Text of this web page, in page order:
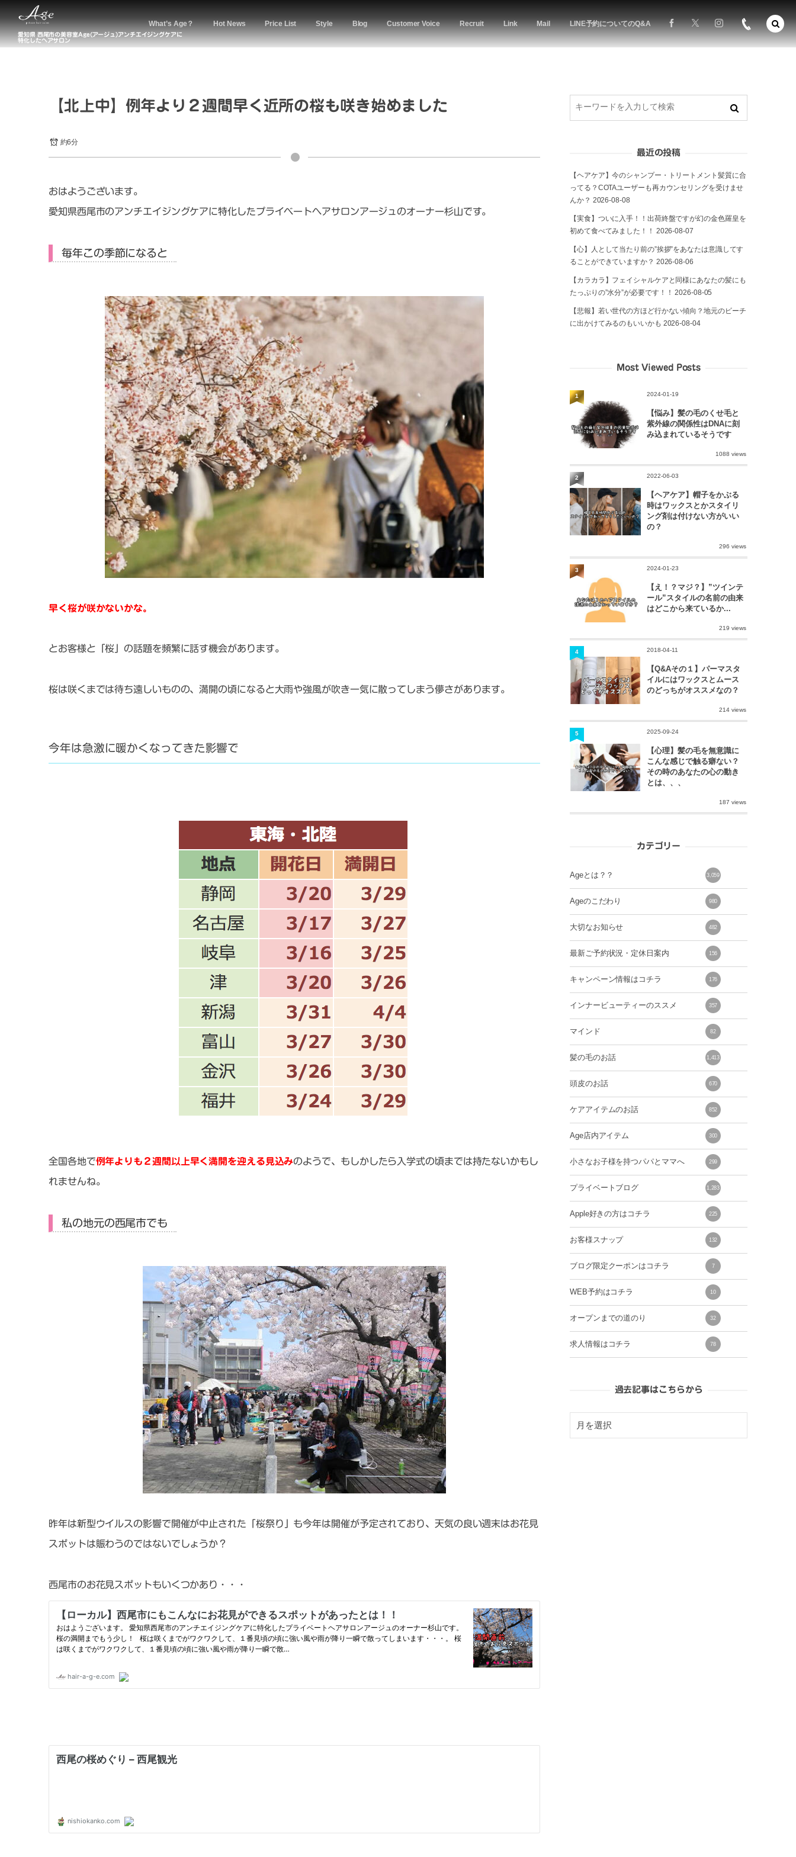
愛知県 西尾市の美容室Age(アージュ)アンチエイジングケアに
特化したヘアサロン
What’s Age？ Hot News Price List Style Blog Customer Voice Recruit Link Mail LINE予約についてのQ&A
【北上中】例年より２週間早く近所の桜も咲き始めました
約6分
おはようございます。
愛知県西尾市のアンチエイジングケアに特化したプライベートヘアサロンアージュのオーナー杉山です。
毎年この季節になると
早く桜が咲かないかな。
とお客様と「桜」の話題を頻繁に話す機会があります。
桜は咲くまでは待ち遠しいものの、満開の頃になると大雨や強風が吹き一気に散ってしまう儚さがあります。
今年は急激に暖かくなってきた影響で
全国各地で例年よりも２週間以上早く満開を迎える見込みのようで、もしかしたら入学式の頃までは持たないかもし
れませんね。
私の地元の西尾市でも
昨年は新型ウイルスの影響で開催が中止された 「桜祭り」も今年は開催が予定されており、天気の良い週末はお花見
スポットは賑わうのではないでしょうか？
西尾市のお花見スポットもいくつかあり・・・
最近の投稿
【ヘアケア】今のシャンプー・トリートメント髪質に合
ってる？COTAユーザーも再カウンセリングを受けませ
んか？ 2026-08-08
【実食】ついに入手！！出荷終盤ですが幻の金色羅皇を
初めて食べてみました！！ 2026-08-07
【心】人として当たり前の”挨拶”をあなたは意識してす
ることができていますか？ 2026-08-06
【カラカラ】フェイシャルケアと同様にあなたの髪にも
たっぷりの”水分”が必要です！！ 2026-08-05
【悲報】若い世代の方ほど行かない傾向？地元のビーチ
に出かけてみるのもいいかも 2026-08-04
Most Viewed Posts
2024-01-19
【悩み】髪の毛のくせ毛と
紫外線の関係性はDNAに刻
み込まれているそうです
1088 views
1
2022-06-03
【ヘアケア】帽子をかぶる
時はワックスとかスタイリ
ング剤は付けない方がいい
の？
296 views
2
2024-01-23
【え！？マジ？】”ツインテ
ール”スタイルの名前の由来
はどこから来ているか...
219 views
3
2018-04-11
【Q&Aその１】パーマスタ
イルにはワックスとムース
のどっちがオススメなの？
214 views
4
2025-09-24
【心理】髪の毛を無意識に
こんな感じで触る癖ない？
その時のあなたの心の動き
とは、、、
187 views
5
カテゴリー
Ageとは？？ 3,059
Ageのこだわり 980
大切なお知らせ 482
最新ご予約状況・定休日案内 156
キャンペーン情報はコチラ 176
インナービューティーのススメ 357
マインド 82
髪の毛のお話 1,413
頭皮のお話 670
ケアアイテムのお話 852
Age店内アイテム 300
小さなお子様を持つパパとママへ 299
プライベートブログ 1,283
Apple好きの方はコチラ 225
お客様スナップ 132
ブログ限定クーポンはコチラ 7
WEB予約はコチラ 10
オープンまでの道のり 32
求人情報はコチラ 78
過去記事はこちらから